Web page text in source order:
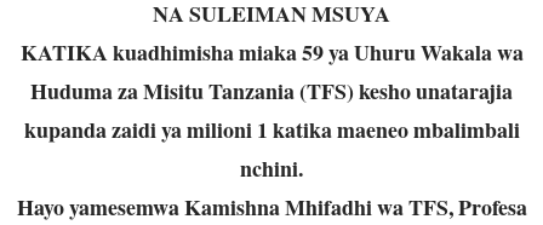
NA SULEIMAN MSUYA
KATIKA kuadhimisha miaka 59 ya Uhuru Wakala wa
Huduma za Misitu Tanzania (TFS) kesho unatarajia
kupanda zaidi ya milioni 1 katika maeneo mbalimbali
nchini.
Hayo yamesemwa Kamishna Mhifadhi wa TFS, Profesa